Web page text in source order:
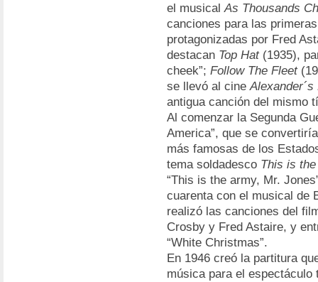
el musicalAs Thousands
canciones para las
protagonizadas por Fred
destacan Top Hat(1935),
cheek”; Follow The Fleet
se llevó al cine
antigua canción del mismo
Al comenzar la Segunda
America”, que se
más famosas de los
tema soldadesco This is
“This is the army, Mr.
cuarenta con el musical de
realizó las canciones del
Crosby y Fred Astaire, y
“White Christmas”.
En 1946 creó la partitura
música para el